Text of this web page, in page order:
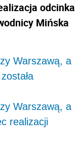
odcinka
Mińska
Warszawą, a
Warszawą, a
realizacji